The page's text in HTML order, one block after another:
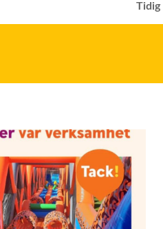
Tidig